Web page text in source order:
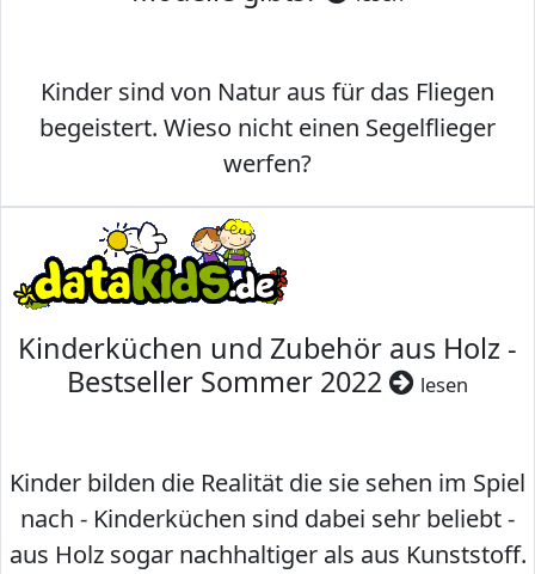
Kinder sind von Natur aus für das Fliegen
begeistert. Wieso nicht einen Segelflieger
werfen?
Kinderküchen und Zubehör aus Holz -
Bestseller Sommer 2022
lesen
Kinder bilden die Realität die sie sehen im Spiel
nach - Kinderküchen sind dabei sehr beliebt -
aus Holz sogar nachhaltiger als aus Kunststoff.